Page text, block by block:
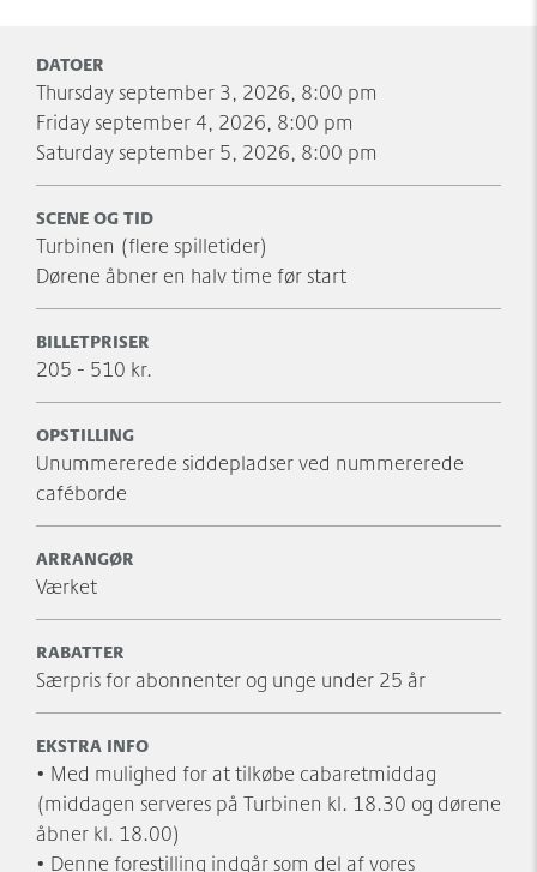
deresnyhedsbrev
– og så kan du følge dem
påFacebookogInstagram, hvor de blandt andet
lægger en masse godt materiale ud om sæsonens
forestillinger.
DATOER
thursday september 3, 2026, 8:00 pm
friday september 4, 2026, 8:00 pm
saturday september 5, 2026, 8:00 pm
SCENE OG TID
Turbinen (flere spilletider)
Dørene åbner en halv time før start
BILLETPRISER
205 - 510 kr.
OPSTILLING
Unummererede siddepladser ved nummererede
caféborde
ARRANGØR
Værket
RABATTER
Særpris for abonnenter og unge under 25 år
EKSTRA INFO
• Med mulighed for at tilkøbe cabaretmiddag
(middagen serveres på Turbinen kl. 18.30 og dørene
åbner kl. 18.00)
• Denne forestilling indgår som del af vores